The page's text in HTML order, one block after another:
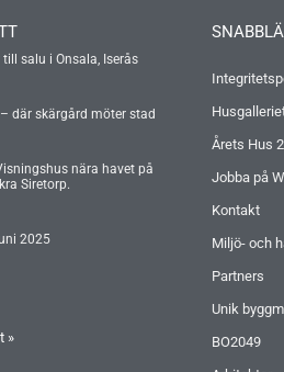
salu i Onsala, Iserås
där skärgård möter stad
nära havet på
Siretorp.
2025
»
Årets Hus
Jobba på
Kontakt
Miljö- och
Partners
Unik
BO2049